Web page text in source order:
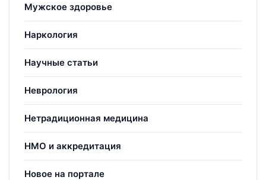
Мужское здоровье
Наркология
Научные статьи
Неврология
Нетрадиционная медицина
НМО и аккредитация
Новое на портале